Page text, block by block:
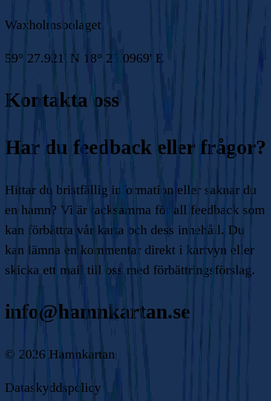
Waxholmsbolaget
59° 27.921' N 18° 25.0969' E
Kontakta oss
Har du feedback eller frågor?
Hittar du bristfällig information eller saknar du
en hamn? Vi är tacksamma för all feedback som
kan förbättra vår karta och dess innehåll. Du
kan lämna en kommentar direkt i kartvyn eller
skicka ett mail till oss med förbättringsförslag.
info@hamnkartan.se
© 2026 Hamnkartan
Dataskyddspolicy